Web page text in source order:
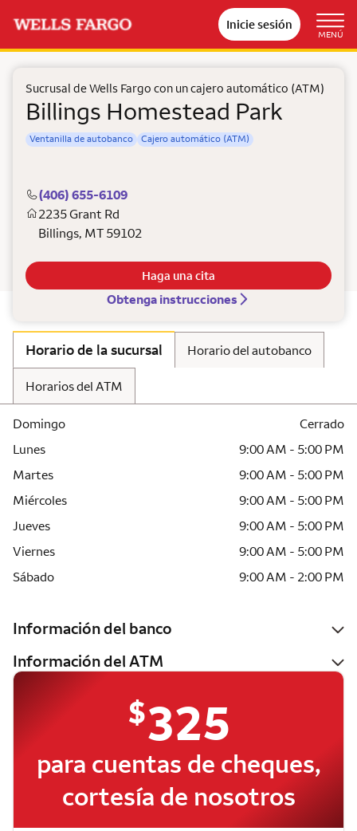
Inicie sesión
MENÚ
Sucrusal de Wells Fargo con un cajero automático (ATM)
Billings Homestead Park
Ventanilla de autobanco Cajero automático (ATM)
(406) 655-6109
2235 Grant Rd
Billings, MT 59102
Obtenga instrucciones
Haga una cita
Horario de la sucursal Horario del autobanco
Horarios del ATM
Domingo
Cerrado
Lunes
9:00 AM - 5:00 PM
Martes
9:00 AM - 5:00 PM
Miércoles
9:00 AM - 5:00 PM
Jueves
9:00 AM - 5:00 PM
Viernes
9:00 AM - 5:00 PM
Sábado
9:00 AM - 2:00 PM
Información del banco
Información del ATM
$325
para cuentas de cheques,
cortesía de nosotros